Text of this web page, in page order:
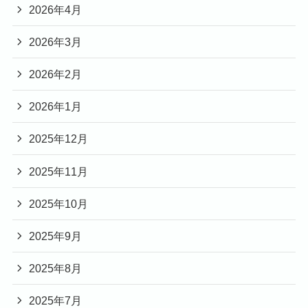
2026年4月
2026年3月
2026年2月
2026年1月
2025年12月
2025年11月
2025年10月
2025年9月
2025年8月
2025年7月